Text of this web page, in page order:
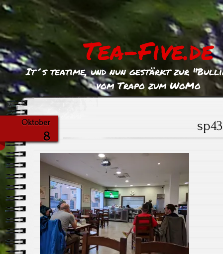
Tea-Five.de
It´s teatime, und nun gestärkt zur
vom Trapo zum WoMo
Oktober
8
sp43